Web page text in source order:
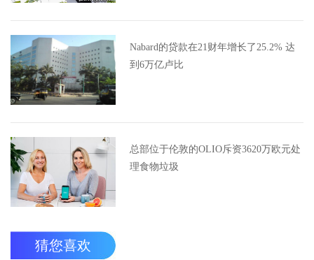
Nabard的贷款在21财年增长了25.2% 达
到6万亿卢比
总部位于伦敦的OLIO斥资3620万欧元处
理食物垃圾
猜您喜欢